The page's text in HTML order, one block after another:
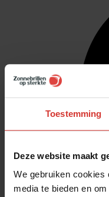
Toestemming
Deze website maakt
We gebruiken cookies
media te bieden en